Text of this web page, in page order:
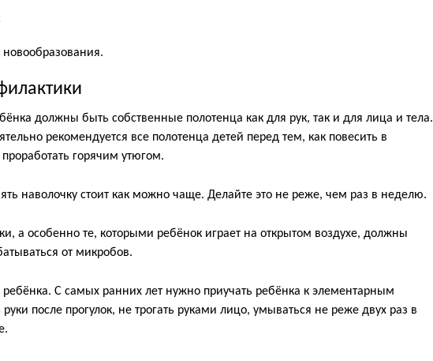
должны быть собственные полотенца как для рук, так и для лица и тела.
рекомендуется все полотенца детей перед тем, как повесить в
горячим утюгом.
наволочку стоит как можно чаще. Делайте это не реже, чем раз в неделю.
а особенно те, которыми ребёнок играет на открытом воздухе, должны
от микробов.
С самых ранних лет нужно приучать ребёнка к элементарным
после прогулок, не трогать руками лицо, умываться не реже двух раз в